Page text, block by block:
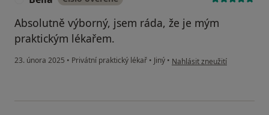
Absolutně výborný, jsem ráda, že je mým
praktickým lékařem.
23. února 2025 • Privátní praktický lékař • Jiný • podle názoru uživatele Bella
Nahlásit zneužití